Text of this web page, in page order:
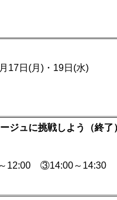
月17日(月)・19日(水)
ジュに挑戦しよう（終了
12:00 ③14:00～14:30